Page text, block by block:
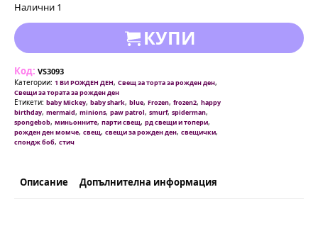
Налични 1
КУПИ
Код: VS3093
Категории: 1 ВИ РОЖДЕН ДЕН, Свещ за торта за рожден ден,
Свещи за тората за рожден ден
Етикети: baby Mickey, baby shark, blue, Frozen, frozen2, happy
birthday, mermaid, minions, paw patrol, smurf, spiderman,
spongebob, миньонните, парти свещ, рд свещи и топери,
рожден ден момче, свещ, свещи за рожден ден, свещички,
спондж боб, стич
Описание Допълнителна информация